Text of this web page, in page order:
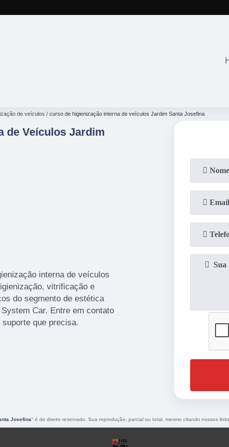
de veículos curso de higienização interna de veículos Jardim Santa Josefina
de Veículos Jardim
interna de veículos
vitrificação e
do segmento de estética
Car. Entre em contato
que precisa.
Josefina" é de direito reservado. Sua reprodução, parcial ou total, mesmo citando nossos